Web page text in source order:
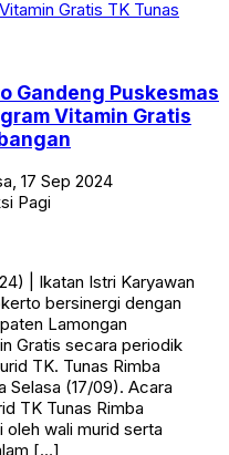
Gandeng Puskesmas
Vitamin Gratis
17 Sep 2024
Pagi
| Ikatan Istri Karyawan
bersinergi dengan
Lamongan
Gratis secara periodik
TK. Tunas Rimba
Selasa (17/09). Acara
TK Tunas Rimba
oleh wali murid serta
[…]